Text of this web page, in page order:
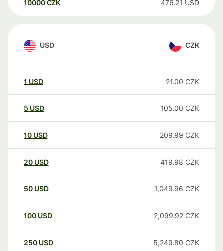
10000 CZK 476.21 USD
USD CZK
1 USD 21.00 CZK
5 USD 105.00 CZK
10 USD 209.99 CZK
20 USD 419.98 CZK
50 USD 1,049.96 CZK
100 USD 2,099.92 CZK
250 USD 5,249.80 CZK